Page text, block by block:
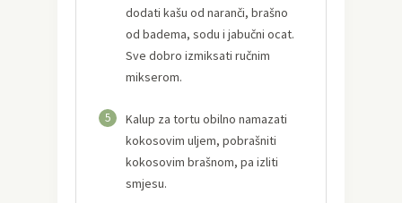
dodati kašu od naranči, brašno
od badema, sodu i jabučni ocat.
Sve dobro izmiksati ručnim
mikserom.
5
Kalup za tortu obilno namazati
kokosovim uljem, pobrašniti
kokosovim brašnom, pa izliti
smjesu.